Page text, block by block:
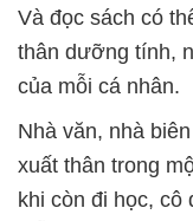
Và đọc sách có
thân dưỡng tính,
của mỗi cá nhân.
Nhà văn, nhà
xuất thân trong
khi còn đi học, cô